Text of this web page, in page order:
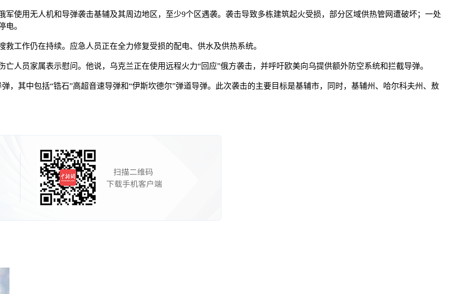
用无人机和导弹袭击基辅及其周边地区，至少9个区遇袭。袭击导致多栋建筑起火受损，部分区域供热管网遭破坏；一处
电。
作仍在持续。应急人员正在全力修复受损的配电、供水及供热系统。
员家属表示慰问。他说，乌克兰正在使用远程火力“回应”俄方袭击，并呼吁欧美向乌提供额外防空系统和拦截导弹。
其中包括“锆石”高超音速导弹和“伊斯坎德尔”弹道导弹。此次袭击的主要目标是基辅市，同时，基辅州、哈尔科夫州、敖